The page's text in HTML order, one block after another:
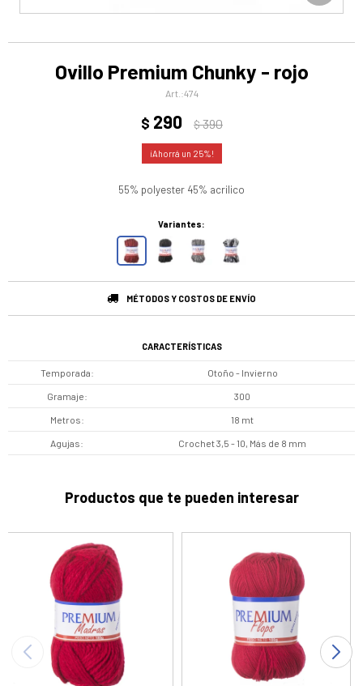
Ovillo Premium Chunky - rojo
474
$ 290 $390
25
55% polyester 45% acrilico
Variantes:
MÉTODOS Y COSTOS DE ENVÍO
CARACTERÍSTICAS
Temporada Otoño - Invierno
Gramaje 300
Metros 18 mt
Agujas Crochet 3,5 - 10, Más de 8 mm
Productos que te pueden interesar